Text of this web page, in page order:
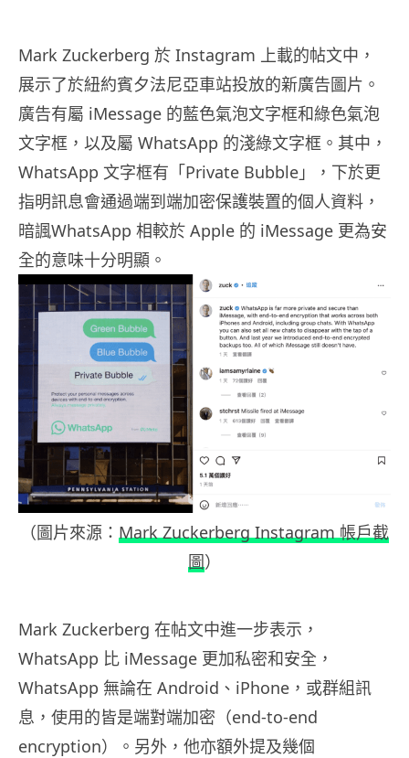
Mark Zuckerberg 於 Instagram 上載的帖文中，
展示了於紐約賓夕法尼亞車站投放的新廣告圖片。
廣告有屬 iMessage 的藍色氣泡文字框和綠色氣泡
文字框，以及屬 WhatsApp 的淺綠文字框。其中，
WhatsApp 文字框有「Private Bubble」，下於更
指明訊息會通過端到端加密保護裝置的個人資料，
暗諷WhatsApp 相較於 Apple 的 iMessage 更為安
全的意味十分明顯。
（圖片來源： Mark Zuckerberg Instagram 帳戶截
圖）
Mark Zuckerberg 在帖文中進一步表示，
WhatsApp 比 iMessage 更加私密和安全，
WhatsApp 無論在 Android、iPhone，或群組訊
息，使用的皆是端對端加密（end-to-end
encryption）。另外，他亦額外提及幾個